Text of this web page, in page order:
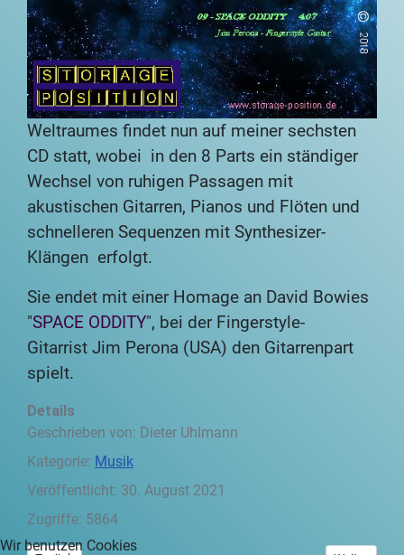
Weltraumes findet nun auf meiner sechsten
CD statt, wobei in den 8 Parts ein ständiger
Wechsel von ruhigen Passagen mit
akustischen Gitarren, Pianos und Flöten und
schnelleren Sequenzen mit Synthesizer-
Klängen erfolgt.
Sie endet mit einer Homage an David Bowies
"SPACE ODDITY", bei der Fingerstyle-
Gitarrist Jim Perona (USA) den Gitarrenpart
spielt.
Details
Geschrieben von: Dieter Uhlmann
Kategorie: Musik
Veröffentlicht: 30. August 2021
Zugriffe: 5864
Wir benutzen Cookies